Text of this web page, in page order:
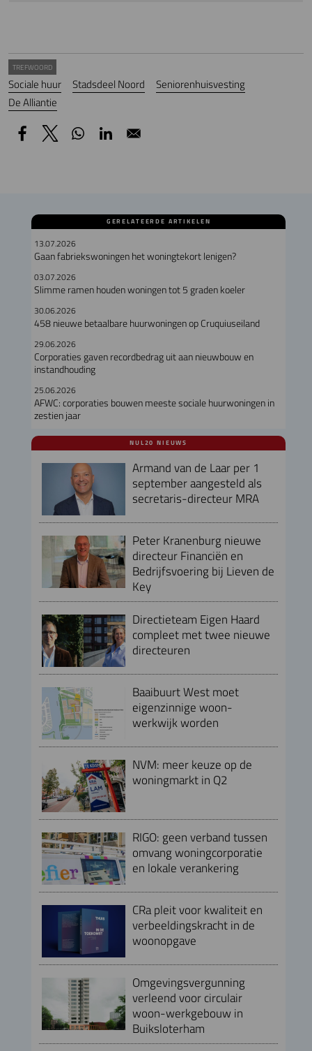
TREFWOORD
Sociale huur Stadsdeel Noord
Seniorenhuisvesting
De Alliantie
GERELATEERDE ARTIKELEN
13.07.2026
Gaan fabriekswoningen het woningtekort lenigen?
03.07.2026
Slimme ramen houden woningen tot 5 graden koeler
30.06.2026
458 nieuwe betaalbare huurwoningen op Cruquiuseiland
29.06.2026
Corporaties gaven recordbedrag uit aan nieuwbouw en
instandhouding
25.06.2026
AFWC: corporaties bouwen meeste sociale huurwoningen in
zestien jaar
NUL20 NIEUWS
Armand van de Laar per 1
september aangesteld als
secretaris-directeur MRA
Peter Kranenburg nieuwe
directeur Financiën en
Bedrijfsvoering bij Lieven de
Key
Directieteam Eigen Haard
compleet met twee nieuwe
directeuren
Baaibuurt West moet
eigenzinnige woon-
werkwijk worden
NVM: meer keuze op de
woningmarkt in Q2
RIGO: geen verband tussen
omvang woningcorporatie
en lokale verankering
CRa pleit voor kwaliteit en
verbeeldingskracht in de
woonopgave
Omgevingsvergunning
verleend voor circulair
woon-werkgebouw in
Buiksloterham